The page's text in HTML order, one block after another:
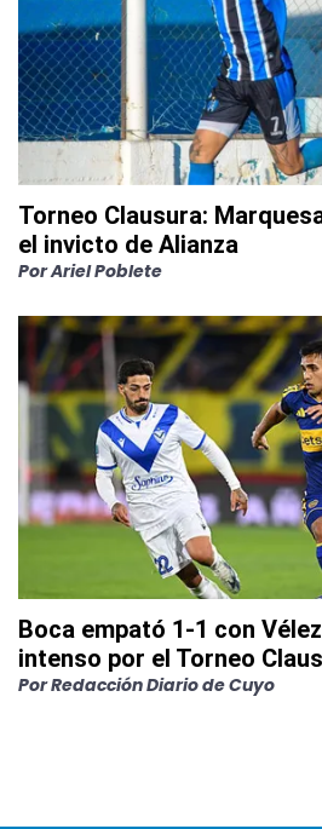
Torneo Clausura:
el invicto de Alianza
PorAriel Poblete
Boca empató 1-1 con
intenso por el Torneo
PorRedacción Diario de Cuyo